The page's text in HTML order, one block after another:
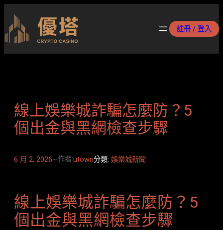
主
要
內
註冊 / 登入
線上娛樂城詐騙怎麼防？5
個出金與黑網檢查步驟
6 月 2, 2026—作者:utown分類: 娛樂城新聞
線上娛樂城詐騙怎麼防？5
個出金與黑網檢查步驟